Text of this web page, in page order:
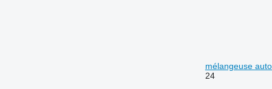
mélangeuse
24